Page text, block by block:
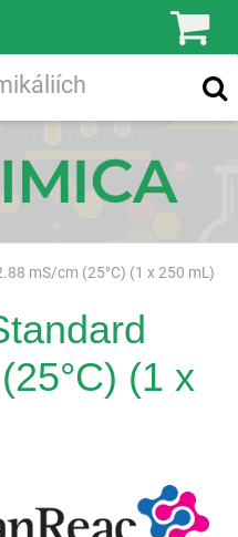
mS/cm (25°C) (1 x 250 mL)
(1 x